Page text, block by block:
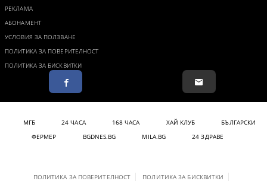
РЕКЛАМА
АБОНАМЕНТ
УСЛОВИЯ ЗА ПОЛЗВАНЕ
ПОЛИТИКА ЗА ПОВЕРИТЕЛНОСТ
ПОЛИТИКА ЗА БИСКВИТКИ
МГБ 24 ЧАСА 168 ЧАСА ХАЙ КЛУБ
БЪЛГАРСКИ
ФЕРМЕР
BGDNES.BG MILA.BG 24 ЗДРАВЕ
ПОЛИТИКА ЗА ПОВЕРИТЕЛНОСТ ПОЛИТИКА ЗА БИСКВИТКИ